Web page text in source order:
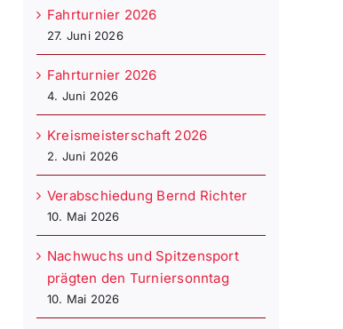
Fahrturnier 2026
27. Juni 2026
Fahrturnier 2026
4. Juni 2026
Kreismeisterschaft 2026
2. Juni 2026
Verabschiedung Bernd Richter
10. Mai 2026
Nachwuchs und Spitzensport
prägten den Turniersonntag
10. Mai 2026